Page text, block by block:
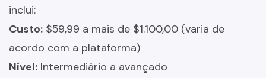
inclui:
Custo: $59,99 a mais de $1.100,00 (varia de
acordo com a plataforma)
Nível: Intermediário a avançado